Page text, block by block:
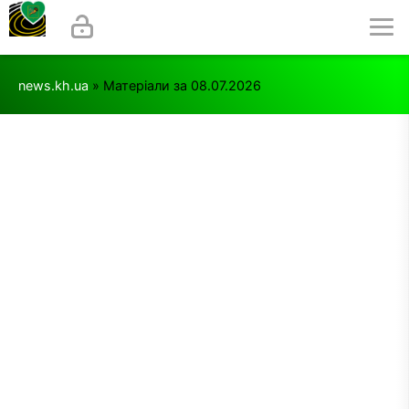
news.kh.ua » Матеріали за 08.07.2026